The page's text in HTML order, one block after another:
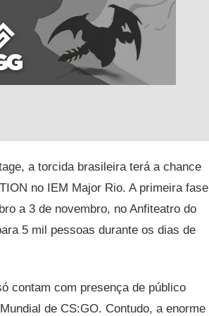
a torcida brasileira terá a chance
no IEM Major Rio. A primeira fase
a 3 de novembro, no Anfiteatro do
5 mil pessoas durante os dias de
contam com presença de público
de CS:GO. Contudo, a enorme